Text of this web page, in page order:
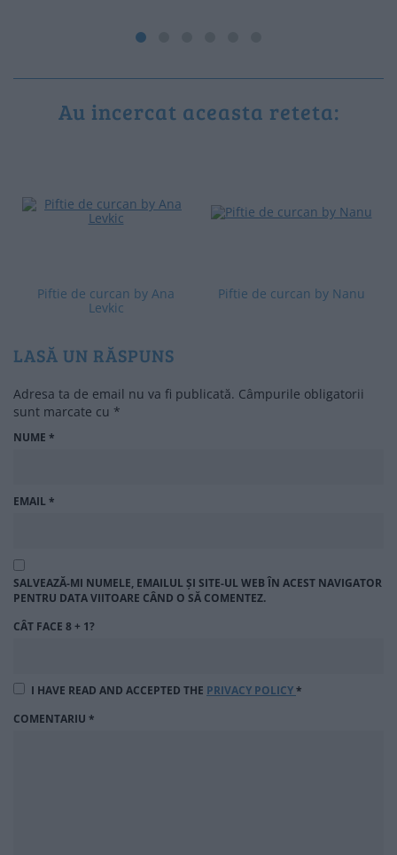
Au incercat aceasta reteta:
Piftie de curcan by Ana
Levkic
Piftie de curcan by Nanu
LASĂ UN RĂSPUNS
Adresa ta de email nu va fi publicată. Câmpurile obligatorii
sunt marcate cu *
NUME *
EMAIL*
SALVEAZĂ-MI NUMELE, EMAILUL ȘI SITE-UL WEB ÎN ACEST NAVIGATOR
PENTRU DATA VIITOARE CÂND O SĂ COMENTEZ.
CÂT FACE 8 + 1?
I HAVE READ AND ACCEPTED THE PRIVACY POLICY*
COMENTARIU *